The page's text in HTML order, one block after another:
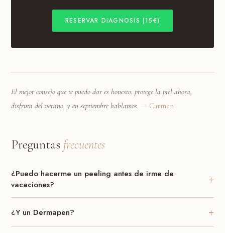
RESERVAR DIAGNOSIS (15€)
El mejor consejo que te puedo dar es honesto: protege la piel ahora,
disfruta del verano, y en septiembre hablamos.— Carmen
Preguntas frecuentes
¿Puedo hacerme un peeling antes de irme de
vacaciones?
+
¿Y un Dermapen? +